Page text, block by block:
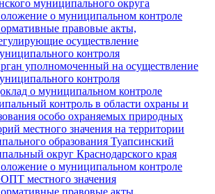
муниципального округа
о муниципальном контроле
правовые акты,
осуществление
контроля
уполномоченный на осуществление
контроля
о муниципальном контроле
контроль в области охраны и
особо охраняемых природных
местного значения на территории
образования Туапсинский
округ Краснодарского края
о муниципальном контроле
местного значения
правовые акты,